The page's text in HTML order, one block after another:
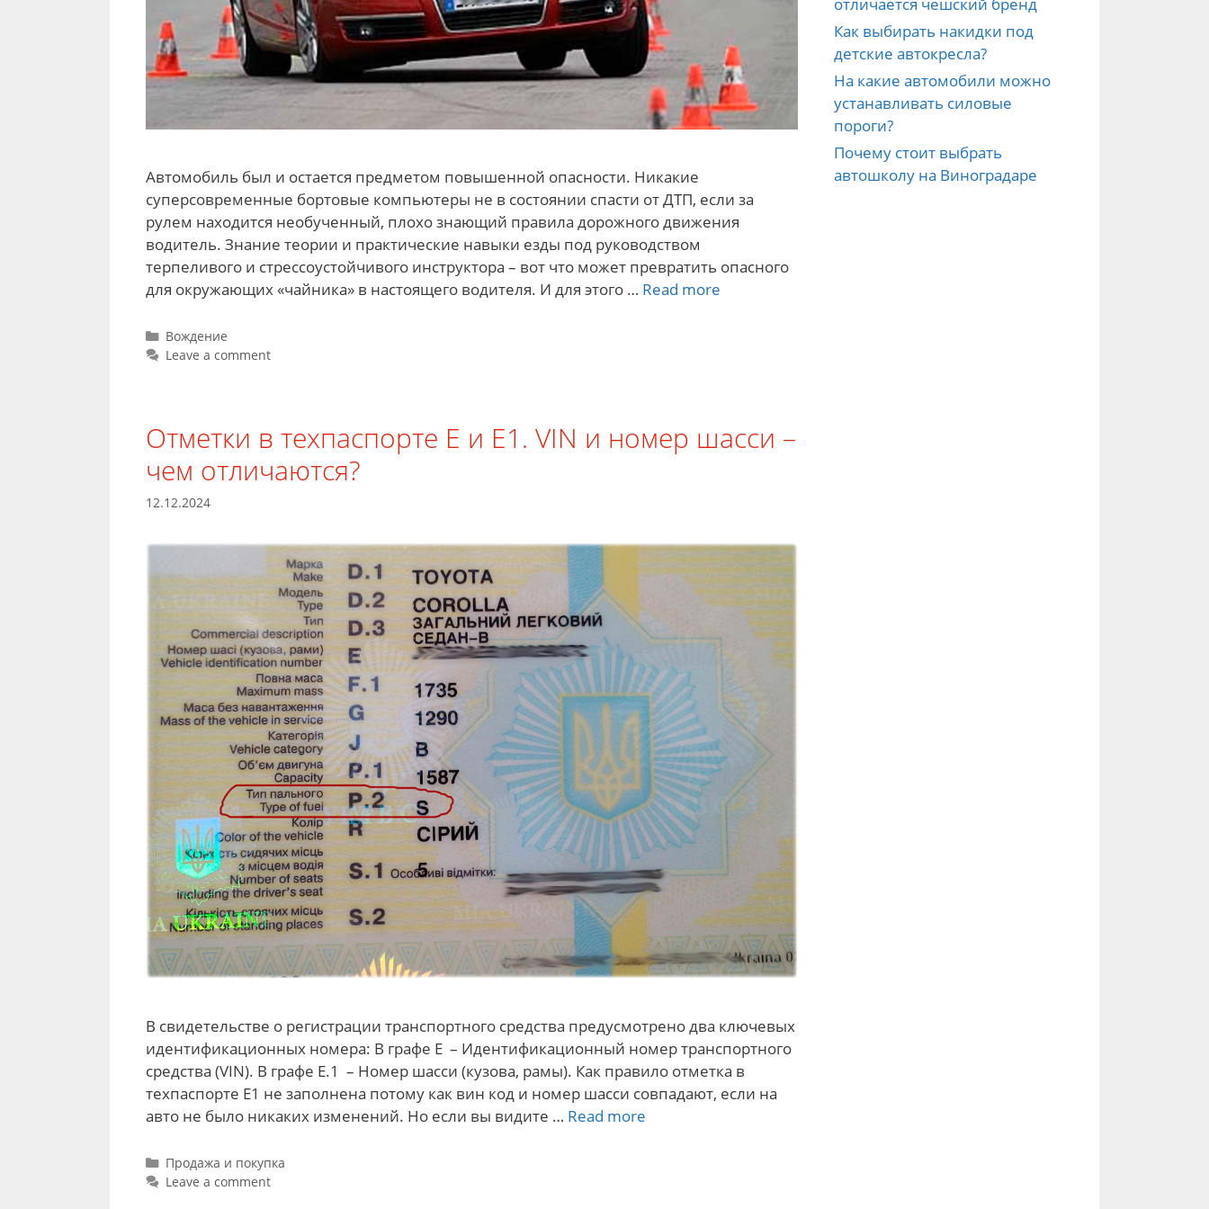
Автомобиль был и остается предметом повышенной опасности. Никакие
суперсовременные бортовые компьютеры не в состоянии спасти от ДТП, если за
рулем находится необученный, плохо знающий правила дорожного движения
водитель. Знание теории и практические навыки езды под руководством
терпеливого и стрессоустойчивого инструктора – вот что может превратить опасного
для окружающих «чайника» в настоящего водителя. И для этого … Read more
Categories
Вождение
Leave a comment
Отметки в техпаспорте E и E1. VIN и номер шасси –
чем отличаются?
12.12.2024
В свидетельстве о регистрации транспортного средства предусмотрено два ключевых
идентификационных номера: В графе E – Идентификационный номер транспортного
средства (VIN). В графе E.1 – Номер шасси (кузова, рамы). Как правило отметка в
техпаспорте E1 не заполнена потому как вин код и номер шасси совпадают, если на
авто не было никаких изменений. Но если вы видите … Read more
Categories
Продажа и покупка
Leave a comment
Как выбирать накидки под
детские автокресла?
На какие автомобили можно
устанавливать силовые
пороги?
Почему стоит выбрать
автошколу на Виноградаре